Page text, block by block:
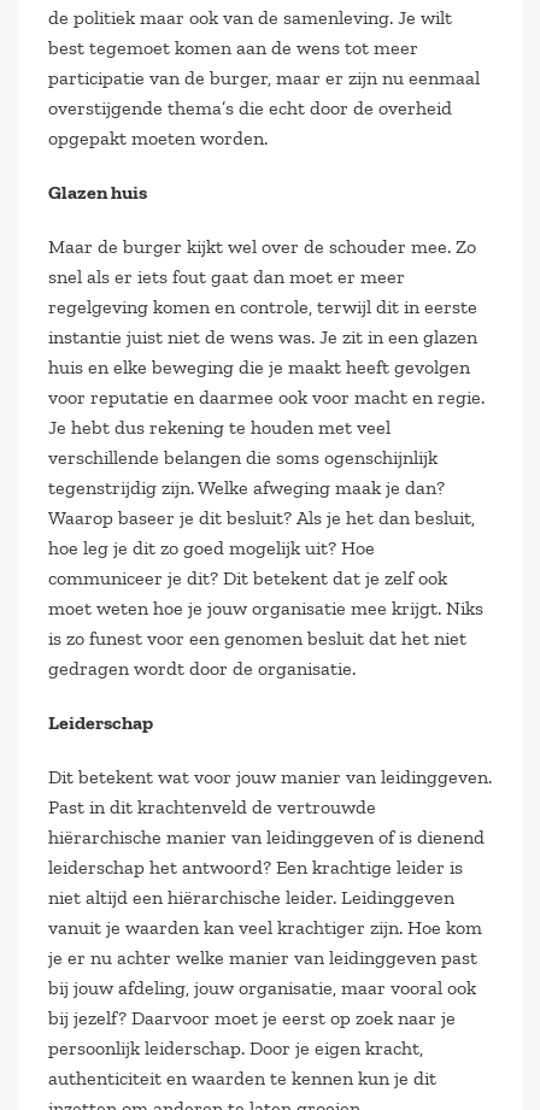
de politiek maar ook van de samenleving. Je wilt
best tegemoet komen aan de wens tot meer
participatie van de burger, maar er zijn nu eenmaal
overstijgende thema’s die echt door de overheid
opgepakt moeten worden.
Glazen huis
Maar de burger kijkt wel over de schouder mee. Zo
snel als er iets fout gaat dan moet er meer
regelgeving komen en controle, terwijl dit in eerste
instantie juist niet de wens was. Je zit in een glazen
huis en elke beweging die je maakt heeft gevolgen
voor reputatie en daarmee ook voor macht en regie.
Je hebt dus rekening te houden met veel
verschillende belangen die soms ogenschijnlijk
tegenstrijdig zijn. Welke afweging maak je dan?
Waarop baseer je dit besluit? Als je het dan besluit,
hoe leg je dit zo goed mogelijk uit? Hoe
communiceer je dit? Dit betekent dat je zelf ook
moet weten hoe je jouw organisatie mee krijgt. Niks
is zo funest voor een genomen besluit dat het niet
gedragen wordt door de organisatie.
Leiderschap
Dit betekent wat voor jouw manier van leidinggeven.
Past in dit krachtenveld de vertrouwde
hiërarchische manier van leidinggeven of is dienend
leiderschap het antwoord? Een krachtige leider is
niet altijd een hiërarchische leider. Leidinggeven
vanuit je waarden kan veel krachtiger zijn. Hoe kom
je er nu achter welke manier van leidinggeven past
bij jouw afdeling, jouw organisatie, maar vooral ook
bij jezelf? Daarvoor moet je eerst op zoek naar je
persoonlijk leiderschap. Door je eigen kracht,
authenticiteit en waarden te kennen kun je dit